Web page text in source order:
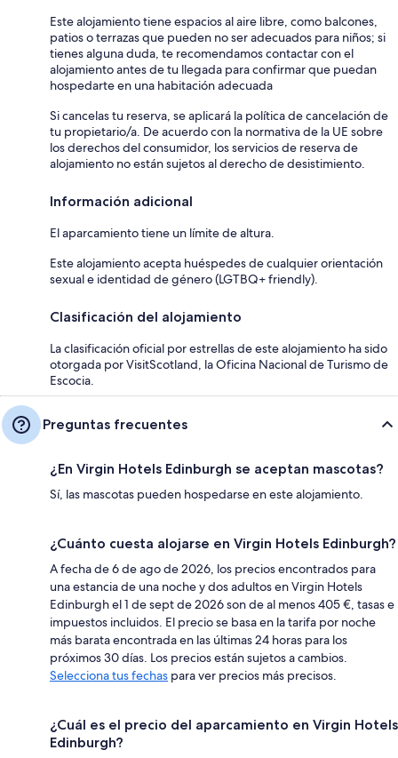
Este alojamiento tiene espacios al aire libre, como balcones,
patios o terrazas que pueden no ser adecuados para niños; si
tienes alguna duda, te recomendamos contactar con el
alojamiento antes de tu llegada para confirmar que puedan
hospedarte en una habitación adecuada
Si cancelas tu reserva, se aplicará la política de cancelación de
tu propietario/a. De acuerdo con la normativa de la UE sobre
los derechos del consumidor, los servicios de reserva de
alojamiento no están sujetos al derecho de desistimiento.
Información adicional
El aparcamiento tiene un límite de altura.
Este alojamiento acepta huéspedes de cualquier orientación
sexual e identidad de género (LGTBQ+ friendly).
Clasificación del alojamiento
La clasificación oficial por estrellas de este alojamiento ha sido
otorgada por VisitScotland, la Oficina Nacional de Turismo de
Escocia.
Preguntas frecuentes
¿En Virgin Hotels Edinburgh se aceptan mascotas?
Sí, las mascotas pueden hospedarse en este alojamiento.
¿Cuánto cuesta alojarse en Virgin Hotels Edinburgh?
A fecha de 6 de ago de 2026, los precios encontrados para
una estancia de una noche y dos adultos en Virgin Hotels
Edinburgh el 1 de sept de 2026 son de al menos 405 €, tasas e
impuestos incluidos. El precio se basa en la tarifa por noche
más barata encontrada en las últimas 24 horas para los
próximos 30 días. Los precios están sujetos a cambios.
Selecciona tus fechas para ver precios más precisos.
¿Cuál es el precio del aparcamiento en Virgin Hotels
Edinburgh?